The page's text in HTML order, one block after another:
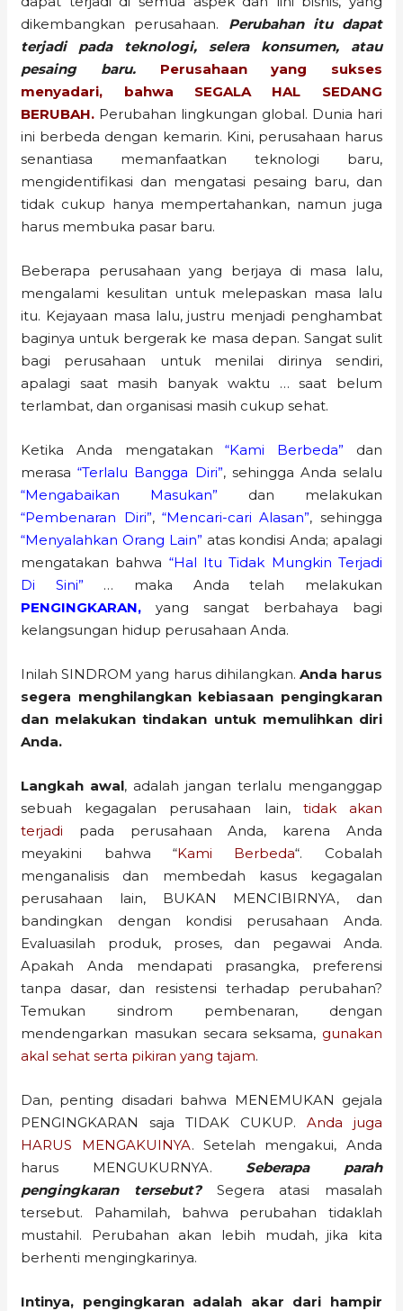
dikembangkan perusahaan. Perubahan itu dapat
terjadi pada teknologi, selera konsumen, atau
pesaing baru.
Perusahaan yang sukses
menyadari, bahwa SEGALA HAL SEDANG
BERUBAH. Perubahan lingkungan global. Dunia hari
ini berbeda dengan kemarin. Kini, perusahaan harus
senantiasa memanfaatkan teknologi baru,
mengidentifikasi dan mengatasi pesaing baru, dan
tidak cukup hanya mempertahankan, namun juga
harus membuka pasar baru.
Beberapa perusahaan yang berjaya di masa lalu,
mengalami kesulitan untuk melepaskan masa lalu
itu. Kejayaan masa lalu, justru menjadi penghambat
baginya untuk bergerak ke masa depan. Sangat sulit
bagi perusahaan untuk menilai dirinya sendiri,
apalagi saat masih banyak waktu … saat belum
terlambat, dan organisasi masih cukup sehat.
Ketika Anda mengatakan“Kami Berbeda” dan
merasa“Terlalu Bangga Diri”, sehingga Anda selalu
“Mengabaikan Masukan” dan melakukan
“Pembenaran Diri”, “Mencari-cari Alasan”, sehingga
“Menyalahkan Orang Lain” atas kondisi Anda; apalagi
mengatakan bahwa “Hal Itu Tidak Mungkin Terjadi
Di Sini” … maka Anda telah melakukan
PENGINGKARAN,yang sangat berbahaya bagi
kelangsungan hidup perusahaan Anda.
Inilah SINDROM yang harus dihilangkan. Anda harus
segera menghilangkan kebiasaan pengingkaran
dan melakukan tindakan untuk memulihkan diri
Anda.
Langkah awal, adalah jangan terlalu menganggap
sebuah kegagalan perusahaan lain, tidak akan
terjadi pada perusahaan Anda, karena Anda
meyakini bahwa “Kami Berbeda“. Cobalah
menganalisis dan membedah kasus kegagalan
perusahaan lain, BUKAN MENCIBIRNYA, dan
bandingkan dengan kondisi perusahaan Anda.
Evaluasilah produk, proses, dan pegawai Anda.
Apakah Anda mendapati prasangka, preferensi
tanpa dasar, dan resistensi terhadap perubahan?
Temukan sindrom pembenaran, dengan
mendengarkan masukan secara seksama, gunakan
akal sehat serta pikiran yang tajam.
Dan, penting disadari bahwa MENEMUKAN gejala
PENGINGKARAN saja TIDAK CUKUP. Anda juga
HARUS MENGAKUINYA. Setelah mengakui, Anda
harus MENGUKURNYA. Seberapa parah
pengingkaran tersebut?Segera atasi masalah
tersebut. Pahamilah, bahwa perubahan tidaklah
mustahil. Perubahan akan lebih mudah, jika kita
berhenti mengingkarinya.
Intinya, pengingkaran adalah akar dari hampir